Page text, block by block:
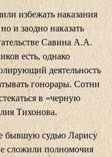
избежать наказания
и заодно наказать
Савина А.А.
есть, однако
деятельность
гонорары. Сотни
в «черную
Тихонова.
бывшую судью Ларису
сложили полномочия